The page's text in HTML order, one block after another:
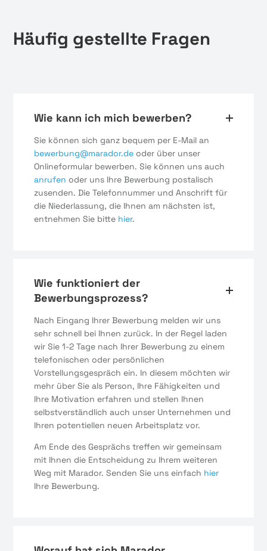
Häufig gestellte Fragen
Wie kann ich mich bewerben?
Sie können sich ganz bequem per E-Mail an
bewerbung@marador.de oder über unser
Onlineformular bewerben. Sie können uns auch
anrufen oder uns Ihre Bewerbung postalisch
zusenden. Die Telefonnummer und Anschrift für
die Niederlassung, die Ihnen am nächsten ist,
entnehmen Sie bitte hier.
Wie funktioniert der
Bewerbungsprozess?
Nach Eingang Ihrer Bewerbung melden wir uns
sehr schnell bei Ihnen zurück. In der Regel laden
wir Sie 1-2 Tage nach Ihrer Bewerbung zu einem
telefonischen oder persönlichen
Vorstellungsgespräch ein. In diesem möchten wir
mehr über Sie als Person, Ihre Fähigkeiten und
Ihre Motivation erfahren und stellen Ihnen
selbstverständlich auch unser Unternehmen und
Ihren potentiellen neuen Arbeitsplatz vor.
Am Ende des Gesprächs treffen wir gemeinsam
mit Ihnen die Entscheidung zu Ihrem weiteren
Weg mit Marador. Senden Sie uns einfach hier
Ihre Bewerbung.